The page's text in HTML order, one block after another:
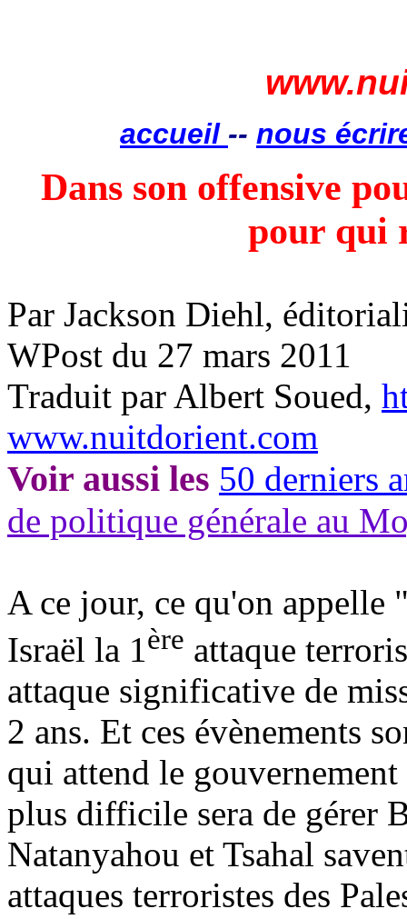
accueil -- nous
Dans son offensive
pour qui
Par Jackson Diehl,
WPost du 27 mars 2011
Traduit par Albert Soued,
www.nuitdorient.com
Voir aussi les 50 derniers
de politique générale au
A ce jour, ce qu'on appelle
Israël la 1ère attaque
attaque significative de
2 ans. Et ces évènements
qui attend le
plus difficile sera de gérer
Natanyahou et Tsahal
attaques terroristes des